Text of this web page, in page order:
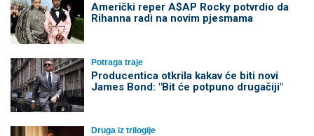
Američki reper A$AP Rocky potvrdio da
Rihanna radi na novim pjesmama
Potraga traje
Producentica otkrila kakav će biti novi
James Bond: "Bit će potpuno drugačiji"
Druga iz trilogije